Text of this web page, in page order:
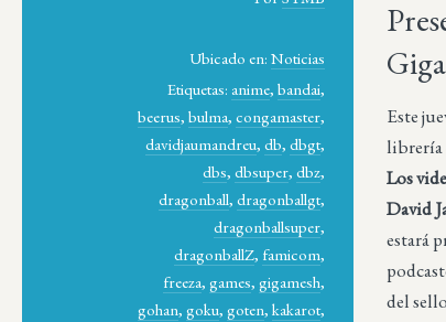
Ubicado en:Noticias
Etiquetas: anime,bandai,
beerus,bulma,congamaster,
davidjaumandreu,db,dbgt,
dbs,dbsuper,dbz,
dragonball,dragonballgt,
dragonballsuper,
dragonballZ, famicom,
freeza,games,gigamesh,
gohan,goku,goten,kakarot,
Este
librería
Los
David
estará
del